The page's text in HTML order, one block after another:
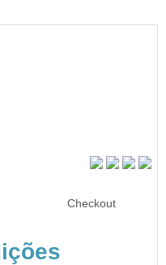
Checkout